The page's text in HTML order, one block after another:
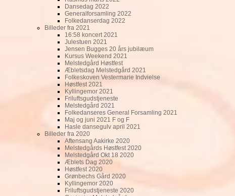
Dansedag 2022
Generalforsamling 2022
Folkedanserdag 2022
Billeder fra 2021
16:58 koncert 2021
Julestuen 2021
Jensen Bugges 20 års jubilæum
Kursus Weekend 2021
Melstedgård Høstfest
Æbletsdag Melstedgård 2021
Folkeskoven Vestermarie Indvielse
Høstfest 2021
Kyllingemor 2021
Friluftsgudstjeneste
Melstedgård 2021
Folkedanseres General Forsamling 2021
Maj og juni 2021 F og F
Hasle dansegulv april 2021
Billeder fra 2020
Aftensang Aakirke 2020
Melstedgårds Høstfest 2020
Melstedgård Okt 18 2020
Æblets Dag 2020
Høstfest 2020
Grønbechs Gård 2020
Kyllingemor 2020
Friluftsgudstjeneste 2020